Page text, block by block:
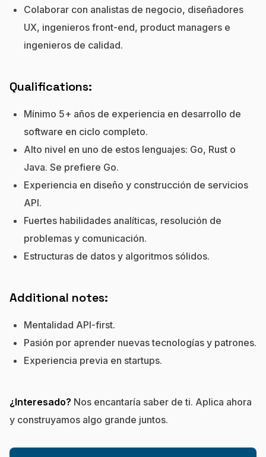
Colaborar con analistas de negocio, diseñadores
UX, ingenieros front-end, product managers e
ingenieros de calidad.
Qualifications:
Mínimo 5+ años de experiencia en desarrollo de
software en ciclo completo.
Alto nivel en uno de estos lenguajes: Go, Rust o
Java. Se prefiere Go.
Experiencia en diseño y construcción de servicios
API.
Fuertes habilidades analíticas, resolución de
problemas y comunicación.
Estructuras de datos y algoritmos sólidos.
Additional notes:
Mentalidad API-first.
Pasión por aprender nuevas tecnologías y patrones.
Experiencia previa en startups.
¿Interesado? Nos encantaría saber de ti. Aplica ahora
y construyamos algo grande juntos.